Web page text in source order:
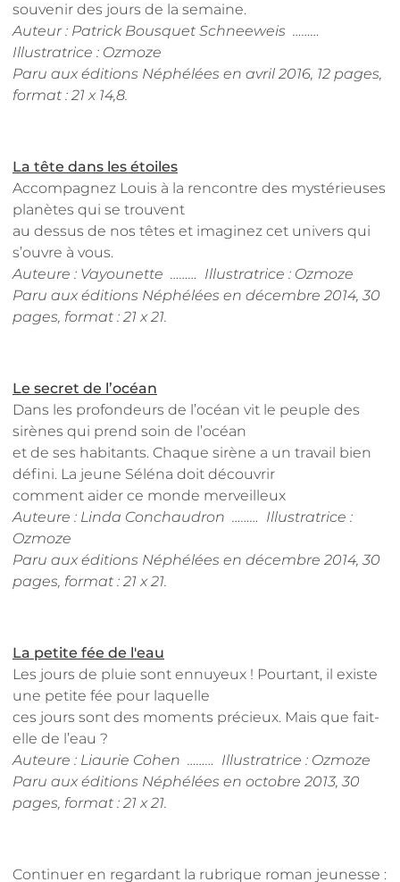
souvenir des jours de la semaine.
Auteur : Patrick Bousquet Schneeweis ………
Illustratrice : Ozmoze
Paru aux éditions Néphélées en avril 2016, 12 pages,
format : 21 x 14,8.
La tête dans les étoiles
Accompagnez Louis à la rencontre des mystérieuses
planètes qui se trouvent
au dessus de nos têtes et imaginez cet univers qui
s’ouvre à vous.
Auteure : Vayounette ……… Illustratrice : Ozmoze
Paru aux éditions Néphélées en décembre 2014, 30
pages, format : 21 x 21.
Le secret de l’océan
Dans les profondeurs de l’océan vit le peuple des
sirènes qui prend soin de l’océan
et de ses habitants. Chaque sirène a un travail bien
défini. La jeune Séléna doit découvrir
comment aider ce monde merveilleux
Auteure : Linda Conchaudron ……… Illustratrice :
Ozmoze
Paru aux éditions Néphélées en décembre 2014, 30
pages, format : 21 x 21.
La petite fée de l'eau
Les jours de pluie sont ennuyeux ! Pourtant, il existe
une petite fée pour laquelle
ces jours sont des moments précieux. Mais que fait-
elle de l’eau ?
Auteure : Liaurie Cohen ……… Illustratrice : Ozmoze
Paru aux éditions Néphélées en octobre 2013, 30
pages, format : 21 x 21.
Continuer en regardant la rubrique roman jeunesse :